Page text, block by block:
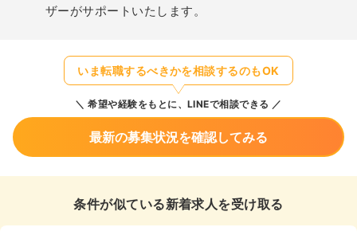
ザーがサポートいたします。
いま転職するべきかを相談するのもOK
希望や経験をもとに、LINEで相談できる
最新の募集状況を確認してみる
条件が似ている新着求人を受け取る